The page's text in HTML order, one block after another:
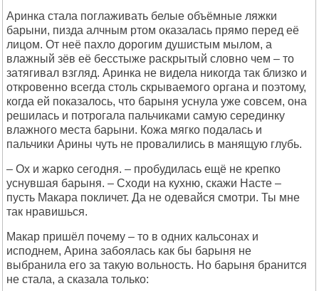
Аринка стала поглаживать белые объёмные ляжки
барыни, пизда алчным ртом оказалась прямо перед её
лицом. От неё пахло дорогим душистым мылом, а
влажный зёв её бесстыже раскрытый словно чем – то
затягивал взгляд. Аринка не видела никогда так близко и
откровенно всегда столь скрываемого органа и поэтому,
когда ей показалось, что барыня уснула уже совсем, она
решилась и потрогала пальчиками самую серединку
влажного места барыни. Кожа мягко подалась и
пальчики Арины чуть не провалились в манящую глубь.
– Ох и жарко сегодня. – пробудилась ещё не крепко
уснувшая барыня. – Сходи на кухню, скажи Насте –
пусть Макара покличет. Да не одевайся смотри. Ты мне
так нравишься.
Макар пришёл почему – то в одних кальсонах и
исподнем, Арина забоялась как бы барыня не
выбранила его за такую вольность. Но барыня бранится
не стала, а сказала только: